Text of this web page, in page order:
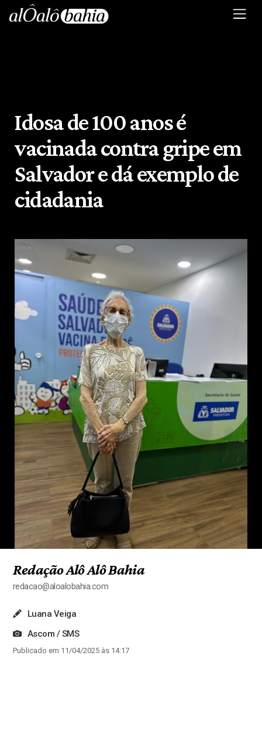
Idosa de 100 anos é
vacinada contra gripe em
Salvador e dá exemplo de
cidadania
Redação Alô Alô Bahia
redacao@aloalobahia.com
Luana Veiga
Ascom / SMS
Publicado em 11/04/2025 às 14:17